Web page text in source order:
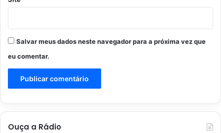
Salvar meus dados neste navegador para a próxima vez que
eu comentar.
Ouça a Rádio